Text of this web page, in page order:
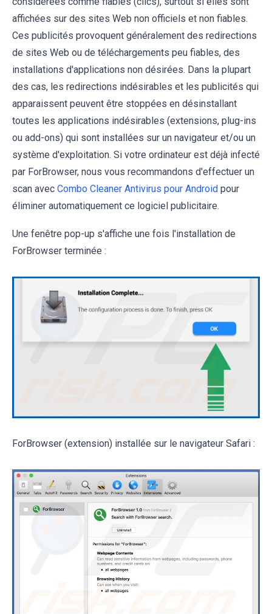
affichées sur des sites Web non officiels et non fiables.
Ces publicités provoquent généralement des redirections
de sites Web ou de téléchargements peu fiables, des
installations d'applications non désirées. Dans la plupart
des cas, les redirections indésirables et les publicités qui
apparaissent peuvent être stoppées en désinstallant
toutes les applications indésirables (extensions, plug-ins
ou add-ons) qui sont installées sur un navigateur et/ou un
système d'exploitation. Si votre ordinateur est déjà infecté
par ForBrowser, nous vous recommandons d'effectuer un
scan avec Combo Cleaner Antivirus pour Android pour
éliminer automatiquement ce logiciel publicitaire.
Une fenêtre pop-up s'affiche une fois l'installation de
ForBrowser terminée :
ForBrowser (extension) installée sur le navigateur Safari :